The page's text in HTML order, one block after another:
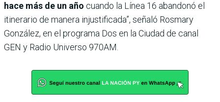
hace más de un año cuando la Línea 16 abandonó el
itinerario de manera injustificada”, señaló Rosmary
González, en el programa Dos en la Ciudad de canal
GEN y Radio Universo 970AM.